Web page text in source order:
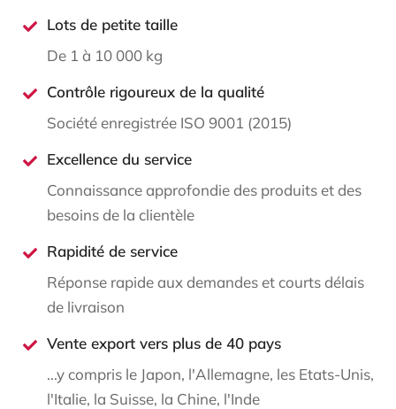
Lots de petite taille
De 1 à 10 000 kg
Contrôle rigoureux de la qualité
Société enregistrée ISO 9001 (2015)
Excellence du service
Connaissance approfondie des produits et des
besoins de la clientèle
Rapidité de service
Réponse rapide aux demandes et courts délais
de livraison
Vente export vers plus de 40 pays
...y compris le Japon, l'Allemagne, les Etats-Unis,
l'Italie, la Suisse, la Chine, l'Inde